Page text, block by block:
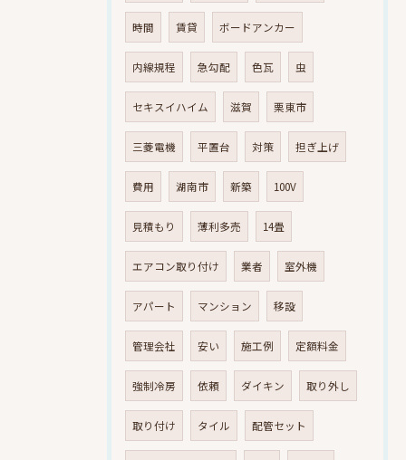
時間 賃貸 ボードアンカー
内線規程 急勾配 色瓦 虫
セキスイハイム 滋賀 栗東市
三菱電機 平置台 対策 担ぎ上げ
費用 湖南市 新築 100V
見積もり 薄利多売 14畳
エアコン取り付け 業者 室外機
アパート マンション 移設
管理会社 安い 施工例 定額料金
強制冷房 依頼 ダイキン 取り外し
取り付け タイル 配管セット